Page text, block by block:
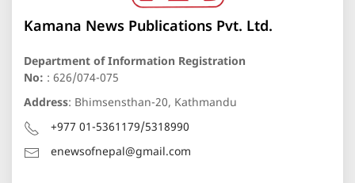
Kamana News Publications Pvt. Ltd.
Department of Information Registration
No: : 626/074-075
Address: Bhimsensthan-20, Kathmandu
+977 01-5361179/5318990
enewsofnepal@gmail.com